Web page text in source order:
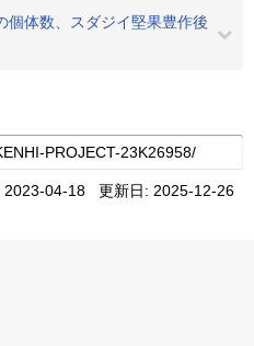
個体数、スダジイ堅果豊作後
2023-04-18 更新日: 2025-12-26